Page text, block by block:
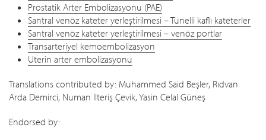
Prostatik Arter Embolizasyonu (PAE)
Santral venöz kateter yerleştirilmesi – Tünelli kaflı kateterler
Santral venöz kateter yerleştirilmesi – venöz portlar
Transarteriyel kemoembolizasyon
Uterin arter embolizasyonu
Translations contributed by: Muhammed Said Beşler, Rıdvan
Arda Demirci, Numan İlteriş Çevik, Yasin Celal Güneş
Endorsed by: